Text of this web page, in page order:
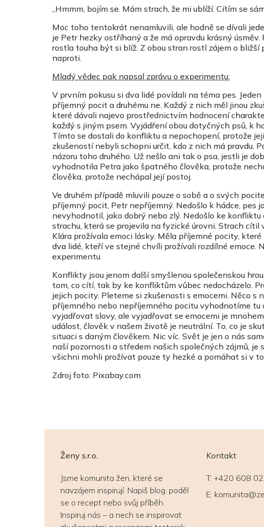
„Hmmm, bojím se. Mám strach, že mi ublíží. Cítím se
Moc toho tentokrát nenamluvili, ale hodně se dívali
je Petr hezky ostříhaný a že má opravdu krásný
rostla touha být si blíž. Z obou stran rostl zájem o
naproti.
Mladý vědec pak napsal zprávu o experimentu:
V prvním pokusu si dva lidé povídali na téma pes.
příjemný pocit a druhému ne. Každý z nich měl jinou
které dávali najevo prostřednictvím hodnocení
každý s jiným psem. Vyjádření obou dotyčných psů, k
Tímto se dostali do konfliktu a nepochopení, protože
zkušeností nebyli schopni určit, kdo z nich má pravdu.
názoru toho druhého. Už nešlo ani tak o psa, jestli je
vyhodnotila Petra jako špatného člověka, protože
člověka, protože nechápal její postoj.
Ve druhém případě mluvili pouze o sobě a o svých
příjemný pocit, Petr nepříjemný. Nedošlo k hádce, pes
nevyhodnotil, jako dobrý nebo zlý. Nedošlo ke
strachu, která se projevila na fyzické úrovni. Strach
Klára prožívala emoci lásky. Měla příjemné pocity,
dva lidé, kteří ve stejné chvíli prožívali rozdílné emoce.
experimentu.
Konflikty jsou jenom další smyšlenou společenskou
tom, co cítí, tak by ke konfliktům vůbec nedocházelo.
jejich pocity. Pleteme si zkušenosti s emocemi. Něco
příjemného nebo nepříjemného pocitu vyhodnotíme tu
vyjadřovat slovy, ale vyjadřovat se emocemi je
událost, člověk v našem životě je neutrální. To, co je
situaci s daným člověkem. Nic víc. Svět je jen o nás
naší pozornosti a středem našich společných zájmů,
všichni mohli prožívat pouze ty hezké a pomáhat si v
Zdroj foto: Pixabay.com
Ženy s.r.o.
Jsme komunita žen, které se
navzájem inspirují. Napiš blog, poděl
se o recept nebo svůj příběh.
Inspiruj nás – a nech se inspirovat
Kontakt
T: +420 608
E: